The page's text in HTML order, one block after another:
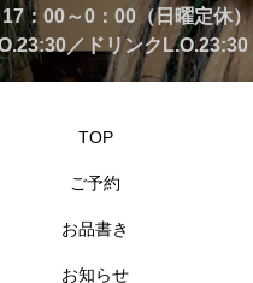
：00～0：00（日曜定休）
／ドリンクL.O.23:30
TOP
ご予約
お品書き
お知らせ